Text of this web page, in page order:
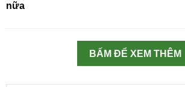
nữa
BẤM ĐỂ XEM THÊM